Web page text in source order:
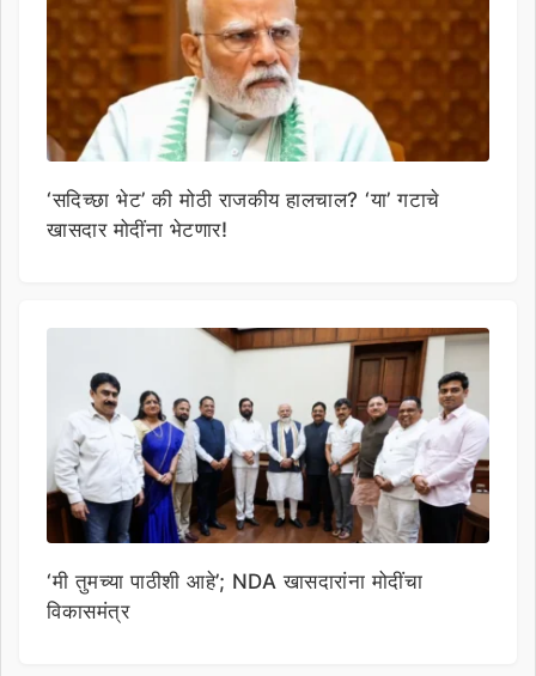
‘सदिच्छा भेट’ की मोठी राजकीय हालचाल? ‘या’ गटाचे
खासदार मोदींना भेटणार!
‘मी तुमच्या पाठीशी आहे’; NDA खासदारांना मोदींचा
विकासमंत्र